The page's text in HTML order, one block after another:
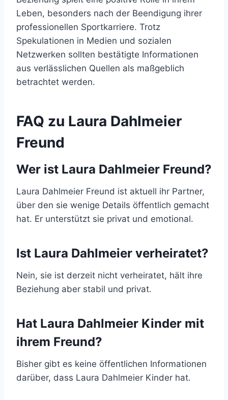
Leben, besonders nach der Beendigung ihrer
professionellen Sportkarriere. Trotz
Spekulationen in Medien und sozialen
Netzwerken sollten bestätigte Informationen
aus verlässlichen Quellen als maßgeblich
betrachtet werden.
FAQ zu Laura Dahlmeier
Freund
Wer ist Laura Dahlmeier Freund?
Laura Dahlmeier Freund ist aktuell ihr Partner,
über den sie wenige Details öffentlich gemacht
hat. Er unterstützt sie privat und emotional.
Ist Laura Dahlmeier verheiratet?
Nein, sie ist derzeit nicht verheiratet, hält ihre
Beziehung aber stabil und privat.
Hat Laura Dahlmeier Kinder mit
ihrem Freund?
Bisher gibt es keine öffentlichen Informationen
darüber, dass Laura Dahlmeier Kinder hat.